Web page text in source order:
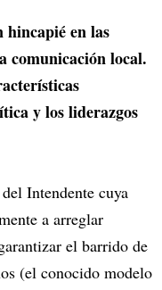
en las
comunicación local.
y los liderazgos
Intendente cuya
a arreglar
el barrido de
(el conocido modelo